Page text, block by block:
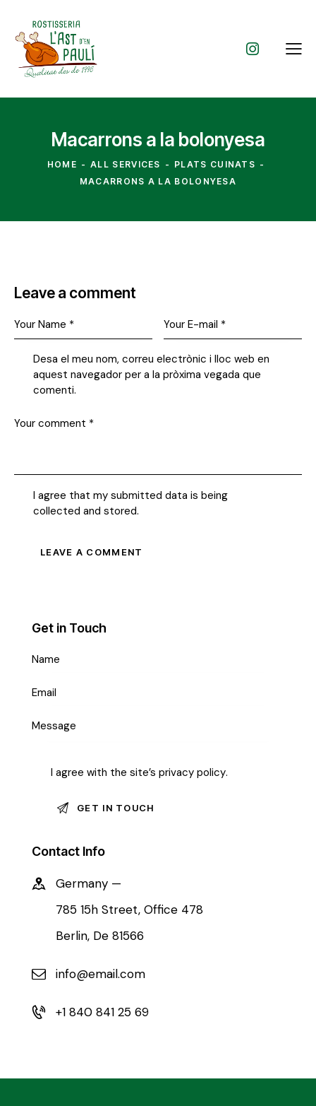
Macarrons a la bolonyesa
HOME ALL SERVICES
PLATS CUINATS
MACARRONS A LA BOLONYESA
Leave a comment
Desa el meu nom, correu electrònic i lloc web en
aquest navegador per a la pròxima vegada que
comenti.
I agree that my submitted data is being
collected and stored.
Get in Touch
I agree with the site’s privacy policy.
Contact Info
Germany —
785 15h Street, Office 478
Berlin, De 81566
info@email.com
+1 840 841 25 69